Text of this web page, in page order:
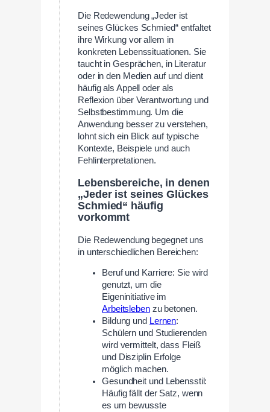
Die Redewendung „Jeder ist
seines Glückes Schmied“ entfaltet
ihre Wirkung vor allem in
konkreten Lebenssituationen. Sie
taucht in Gesprächen, in Literatur
oder in den Medien auf und dient
häufig als Appell oder als
Reflexion über Verantwortung und
Selbstbestimmung. Um die
Anwendung besser zu verstehen,
lohnt sich ein Blick auf typische
Kontexte, Beispiele und auch
Fehlinterpretationen.
Lebensbereiche, in denen
„Jeder ist seines Glückes
Schmied“ häufig
vorkommt
Die Redewendung begegnet uns
in unterschiedlichen Bereichen:
Beruf und Karriere: Sie wird
genutzt, um die
Eigeninitiative im
Arbeitslebenzu betonen.
Bildung und Lernen:
Schülern und Studierenden
wird vermittelt, dass Fleiß
und Disziplin Erfolge
möglich machen.
Gesundheit und Lebensstil:
Häufig fällt der Satz, wenn
es um bewusste